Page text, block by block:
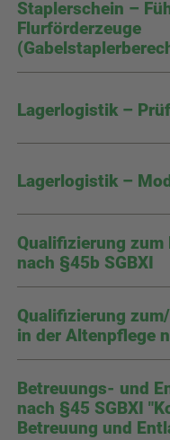
Staplerschein –
Flurförderzeuge
Lagerlogistik –
Lagerlogistik –
Qualifizierung
nach §45b SGBXI
Qualifizierung
in der Altenpflege
Betreuungs- und
nach §45 SGBXI
Betreuung und